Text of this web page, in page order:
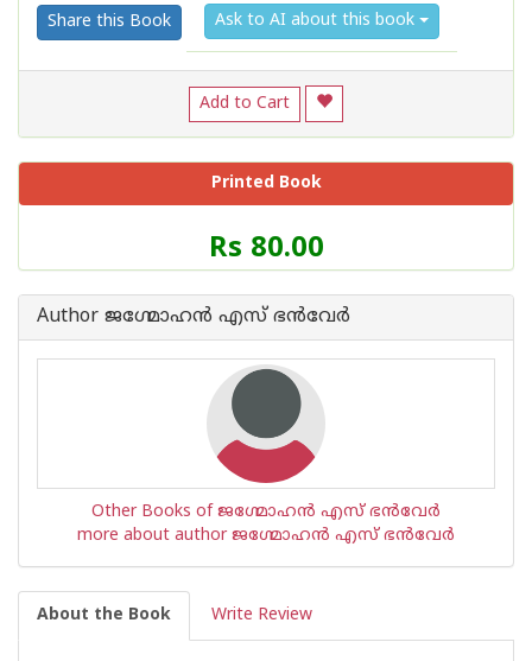
Share this Book Ask to AI about this book
Add to Cart
Printed Book
Price
of
Book
Rs 80.00
Author ജഗ്മോഹന്‍ എസ് ഭന്‍വേര്‍
Other Books of ജഗ്മോഹന്‍ എസ് ഭന്‍വേര്‍
more about author ജഗ്മോഹന്‍ എസ് ഭന്‍വേര്‍
About the Book Write Review